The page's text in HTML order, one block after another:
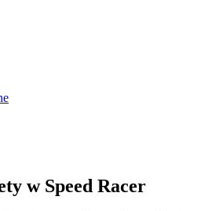
w Speed Racer